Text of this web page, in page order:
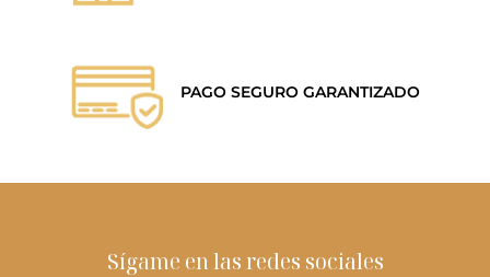
PAGO SEGURO GARANTIZADO
Sígame en las redes sociales